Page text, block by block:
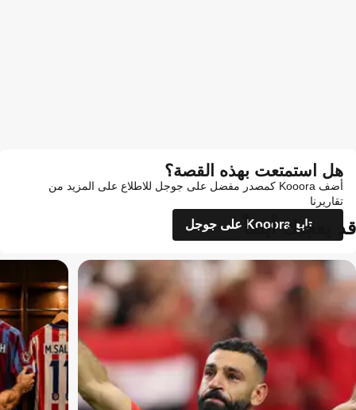
هل استمتعت بهذه القصة؟
أضف Kooora كمصدر مفضل على جوجل للاطلاع على المزيد من
تقاريرنا
تابع Kooora على جوجل
قد يعجبك أيضاً